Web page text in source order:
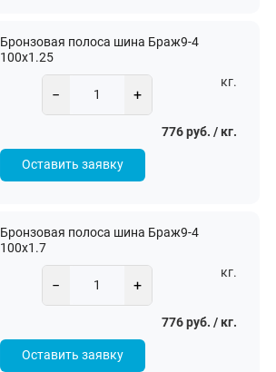
Бронзовая полоса шина Браж9-4
100х1.25
− +
кг.
776 руб. / кг.
Оставить заявку
Бронзовая полоса шина Браж9-4
100х1.7
− +
кг.
776 руб. / кг.
Оставить заявку